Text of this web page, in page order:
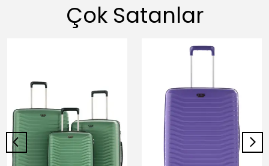
Çok Satanlar